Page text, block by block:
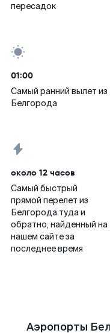
пересадок
01:00
Самый ранний вылет из
Белгорода
около 12 часов
Самый быстрый
прямой перелет из
Белгорода туда и
обратно, найденный на
нашем сайте за
последнее время
Аэропорты